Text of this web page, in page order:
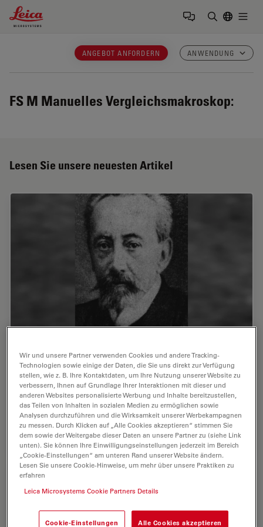
Leica Microsystems Logo
ANGEBOT ANFORDERN ANWENDUNG
FS M Manuelles Vergleichsmakroskop:
Lesen Sie unsere neuesten Artikel
To be able to optically compare two objects with
scientific accuracy, it must be possible to view them at
the same time. This is particularly true for comparing
small objects that can only be…
Aug 12, 2014 Artikel Forensik 125
Wir und unsere Partner verwenden Cookies und andere Tracking-
Technologien sowie einige der Daten, die Sie uns direkt zur Verfügung
stellen, wie z. B. Ihre Kontaktdaten, um Ihre Nutzung unserer Website zu
verbessern, Ihnen auf Grundlage Ihrer Interaktionen mit dieser und
anderen Websites personalisierte Werbung und Inhalte bereitzustellen,
das Teilen von Inhalten in sozialen Medien zu ermöglichen sowie
Analysen durchzuführen und die Wirksamkeit unserer Werbekampagnen
zu messen. Durch Klicken auf „Alle Cookies akzeptieren“ stimmen Sie
dem sowie der Weitergabe dieser Daten an unsere Partner zu (siehe Link
unten). Sie können Ihre Einwilligungseinstellungen jederzeit im Bereich
„Cookie-Einstellungen“ am unteren Rand unserer Website ändern.
Lesen Sie unsere Cookie-Hinweise, um mehr über unsere Praktiken zu
erfahren
Leica Microsystems Cookie Partners Details
Cookie-Einstellungen Alle Cookies akzeptieren